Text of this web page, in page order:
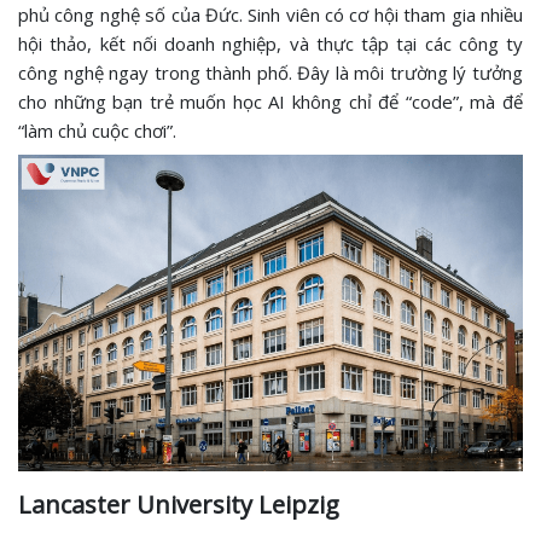
phủ công nghệ số của Đức. Sinh viên có cơ hội tham gia nhiều
hội thảo, kết nối doanh nghiệp, và thực tập tại các công ty
công nghệ ngay trong thành phố. Đây là môi trường lý tưởng
cho những bạn trẻ muốn học AI không chỉ để “code”, mà để
“làm chủ cuộc chơi”.
Lancaster University Leipzig